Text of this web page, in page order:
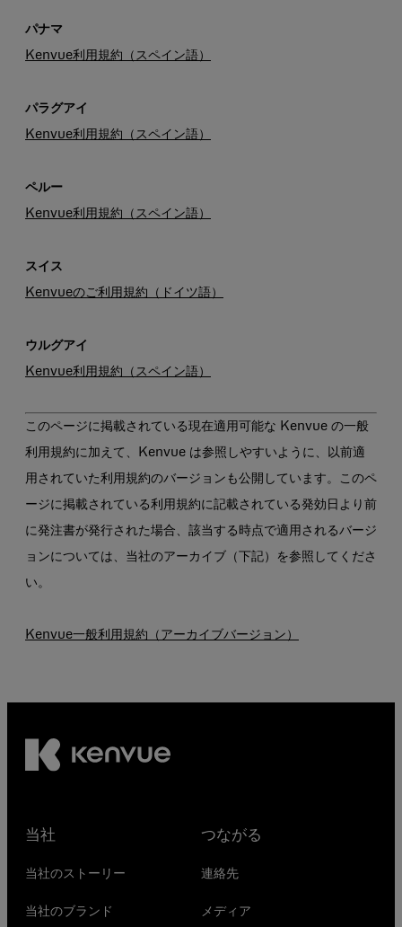
パナマ
Kenvue利用規約（スペイン語）
パラグアイ
Kenvue利用規約（スペイン語）
ペルー
Kenvue利用規約（スペイン語）
スイス
Kenvueのご利用規約（ドイツ語）
ウルグアイ
Kenvue利用規約（スペイン語）
このページに掲載されている現在適用可能な Kenvue の一般
利用規約に加えて、Kenvue は参照しやすいように、以前適
用されていた利用規約のバージョンも公開しています。このペ
ージに掲載されている利用規約に記載されている発効日より前
に発注書が発行された場合、該当する時点で適用されるバージ
ョンについては、当社のアーカイブ（下記）を参照してくださ
い。
Kenvue一般利用規約（アーカイブバージョン）
当社
当社のストーリー
当社のブランド
つながる
連絡先
メディア